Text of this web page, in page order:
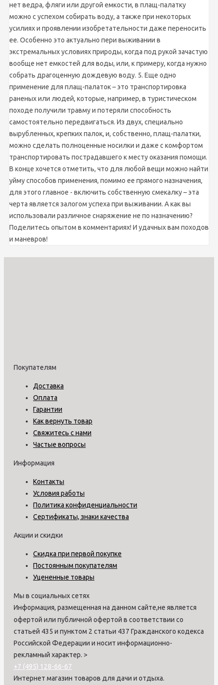
нет ведра, фляги или другой емкости, в плащ-палатку
можно с успехом собирать воду, а также при некоторых
усилиях и проявлении изобретательности даже переносить
ее. Особенно это актуально пери выживании в
экстремальных условиях природы, когда под рукой зачастую
вообще нет емкостей для воды, или, к примеру, когда нужно
собрать драгоценную дождевую воду. 5. Еще одно
применение для плащ-палаток – это транспортировка
раненых или людей, которые, например, в туристическом
походе получили травму и потеряли способность
самостоятельно передвигаться. Из двух, специально
вырубленных, крепких палок, и, собственно, плащ-палатки,
можно сделать полноценные носилки и даже с комфортом
транспортировать пострадавшего к месту оказания помощи.
В конце хочется отметить, что для любой вещи можно найти
уйму способов применения, помимо ее прямого назначения,
для этого главное - включить собственную смекалку – эта
черта является залогом успеха при выживании. А как вы
использовали различное снаряжение не по назначению?
Поделитесь опытом в комментариях! И удачных вам походов
и маневров!
Покупателям
Доставка
Оплата
Гарантии
Как вернуть товар
Свяжитесь с нами
Частые вопросы
Информация
Контакты
Условия работы
Политика конфиденциальности
Сертификаты, знаки качества
Акции и скидки
Скидка при первой покупке
Постоянным покупателям
Уцененные товары
Мы в социальных сетях
Информация, размещенная на данном сайте,не является
офертой или публичной офертой в соответствии со
статьей 435 и пунктом 2 статьи 437 Гражданского кодекса
Российской Федерации и носит информационно-
рекламный характер. >
+7 (495) 128-66-67
Интернет магазин товаров для дачи и отдыха.